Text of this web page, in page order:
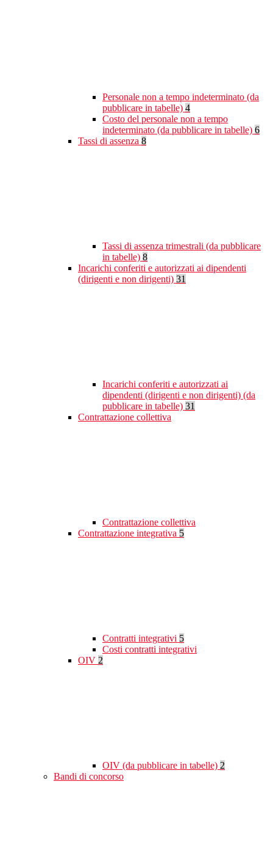
Personale non a tempo indeterminato (da
pubblicare in tabelle) 4
Costo del personale non a tempo
indeterminato (da pubblicare in tabelle) 6
Tassi di assenza 8
Tassi di assenza trimestrali (da pubblicare
in tabelle) 8
Incarichi conferiti e autorizzati ai dipendenti
(dirigenti e non dirigenti) 31
Incarichi conferiti e autorizzati ai
dipendenti (dirigenti e non dirigenti) (da
pubblicare in tabelle) 31
Contrattazione collettiva
Contrattazione collettiva
Contrattazione integrativa 5
Contratti integrativi 5
Costi contratti integrativi
OIV 2
OIV (da pubblicare in tabelle) 2
Bandi di concorso